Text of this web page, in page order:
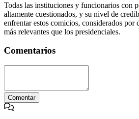
Todas las instituciones y funcionarios con
altamente cuestionados, y su nivel de
enfrentar estos comicios, considerados por
más relevantes que los presidenciales.
Comentarios
Comentar